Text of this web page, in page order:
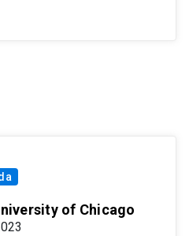
of Chicago